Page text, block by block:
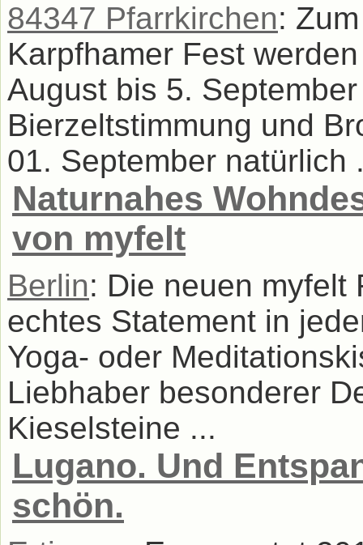
84347 Pfarrkirchen:
Karpfhamer Fest
August bis 5.
Bierzeltstimmung und
01. September natürlich
Naturnahes
von myfelt
Berlin: Die neuen myfelt
echtes Statement in
Yoga- oder
Liebhaber besonderer
Kieselsteine ...
Lugano. Und
schön.